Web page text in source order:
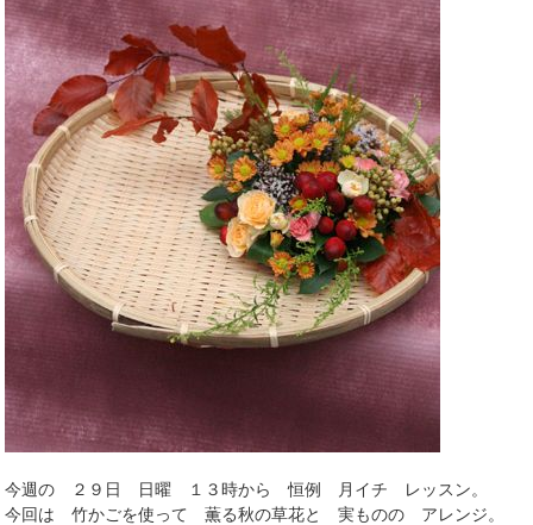
今週の ２９日 日曜 １３時から 恒例 月イチ レッスン。
今回は 竹かごを使って 薫る秋の草花と 実ものの アレンジ。